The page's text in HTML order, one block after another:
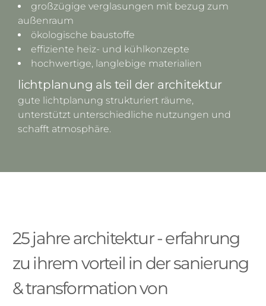
großzügige verglasungen mit bezug zum
außenraum
ökologische baustoffe
effiziente heiz- und kühlkonzepte
hochwertige, langlebige materialien
lichtplanung als teil der architektur
gute lichtplanung strukturiert räume,
unterstützt unterschiedliche nutzungen und
schafft atmosphäre.
25 jahre architektur - erfahrung
zu ihrem vorteil in der sanierung
& transformation von